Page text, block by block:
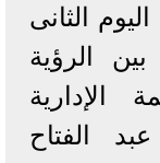
الثانى
الرؤية
الإدارية
الفتاح